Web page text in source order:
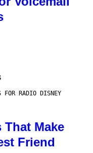
FOR RADIO DISNEY
Make
Friend